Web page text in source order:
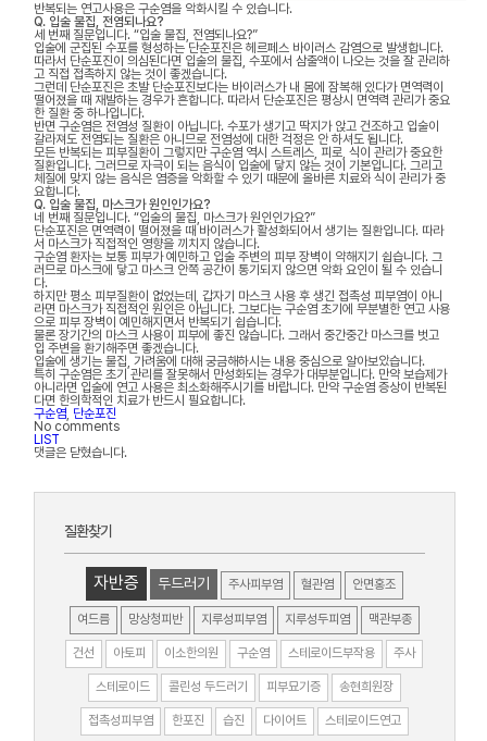
반복되는 연고사용은 구순염을 악화시킬 수 있습니다.
Q. 입술 물집, 전염되나요?
세 번째 질문입니다. “입술 물집, 전염되나요?”
입술에 군집된 수포를 형성하는 단순포진은 헤르페스 바이러스 감염으로 발생합니다.
따라서 단순포진이 의심된다면 입술의 물집, 수포에서 삼출액이 나오는 것을 잘 관리하
고 직접 접촉하지 않는 것이 좋겠습니다.
그런데 단순포진은 초발 단순포진보다는 바이러스가 내 몸에 잠복해 있다가 면역력이
떨어졌을 때 재발하는 경우가 흔합니다. 따라서 단순포진은 평상시 면역력 관리가 중요
한 질환 중 하나입니다.
반면 구순염은 전염성 질환이 아닙니다. 수포가 생기고 딱지가 앉고 건조하고 입술이
갈라져도 전염되는 질환은 아니므로 전염성에 대한 걱정은 안 하셔도 됩니다.
모든 반복되는 피부질환이 그렇지만 구순염 역시 스트레스, 피로, 식이 관리가 중요한
질환입니다. 그러므로 자극이 되는 음식이 입술에 닿지 않는 것이 기본입니다. 그리고
체질에 맞지 않는 음식은 염증을 악화할 수 있기 때문에 올바른 치료와 식이 관리가 중
요합니다.
Q. 입술 물집, 마스크가 원인인가요?
네 번째 질문입니다. “입술의 물집, 마스크가 원인인가요?”
단순포진은 면역력이 떨어졌을 때 바이러스가 활성화되어서 생기는 질환입니다. 따라
서 마스크가 직접적인 영향을 끼치지 않습니다.
구순염 환자는 보통 피부가 예민하고 입술 주변의 피부 장벽이 약해지기 쉽습니다. 그
러므로 마스크에 닿고 마스크 안쪽 공간이 통기되지 않으면 악화 요인이 될 수 있습니
다.
하지만 평소 피부질환이 없었는데, 갑자기 마스크 사용 후 생긴 접촉성 피부염이 아니
라면 마스크가 직접적인 원인은 아닙니다. 그보다는 구순염 초기에 무분별한 연고 사용
으로 피부 장벽이 예민해지면서 반복되기 쉽습니다.
물론 장기간의 마스크 사용이 피부에 좋진 않습니다. 그래서 중간중간 마스크를 벗고
입 주변을 환기해주면 좋겠습니다.
입술에 생기는 물집, 가려움에 대해 궁금해하시는 내용 중심으로 알아보았습니다.
특히 구순염은 초기 관리를 잘못해서 만성화되는 경우가 대부분입니다. 만약 보습제가
아니라면 입술에 연고 사용은 최소화해주시기를 바랍니다. 만약 구순염 증상이 반복된
다면 한의학적인 치료가 반드시 필요합니다.
구순염 단순포진
No comments
LIST
댓글은 닫혔습니다.
질환찾기
자반증 두드러기 주사피부염 혈관염 안면홍조
여드름 망상청피반 지루성피부염 지루성두피염 맥관부종
건선 아토피 이소한의원 구순염 스테로이드부작용 주사
스테로이드 콜린성 두드러기 피부묘기증 송현희원장
접촉성피부염 한포진 습진 다이어트 스테로이드연고